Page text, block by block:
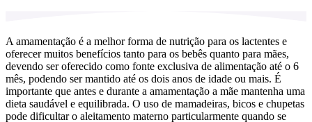
A amamentação é a melhor forma de nutrição para os lactentes e
oferecer muitos benefícios tanto para os bebês quanto para mães,
devendo ser oferecido como fonte exclusiva de alimentação até o 6
mês, podendo ser mantido até os dois anos de idade ou mais. É
importante que antes e durante a amamentação a mãe mantenha uma
dieta saudável e equilibrada. O uso de mamadeiras, bicos e chupetas
pode dificultar o aleitamento materno particularmente quando se